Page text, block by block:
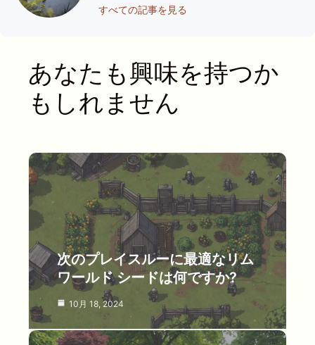
すべての記事を見る
あなたも興味を持つか
もしれません
次のプレイスルーに最適なリム
ワールド シードは何ですか?
10月 18, 2024